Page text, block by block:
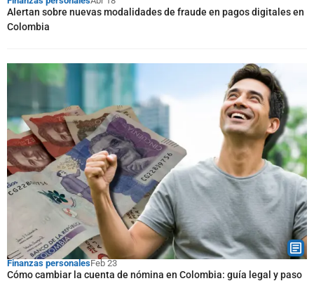
Alertan sobre nuevas modalidades de fraude en pagos digitales en
Colombia
Finanzas personalesFeb 23
Cómo cambiar la cuenta de nómina en Colombia: guía legal y paso